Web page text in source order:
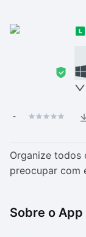
-
Organize todos
preocupar com
Sobre o App